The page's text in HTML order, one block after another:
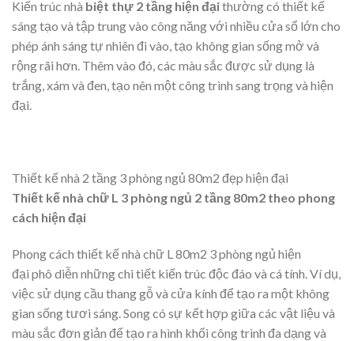
được không gian sống thoải mái và tiện nghi.
Thiết kế nhà ống 2 tầng 1 tum 3 phòng ngủ 80m2
Thiết kế nhà 2 tầng 3 phòng ngủ 80m2 đẹp hiện đại
phép ánh sáng tự nhiên đi vào, tạo không gian sống mở và
rộng rãi hơn. Thêm vào đó, các màu sắc được sử dụng là
trắng, xám và đen, tạo nên một công trình sang trọng và hiện
Thiết kế nhà 2 tầng 3 phòng ngủ 80m2 đẹp hiện đại
Thiết kế nhà chữ L 3 phòng ngủ 2 tầng 80m2 theo phong